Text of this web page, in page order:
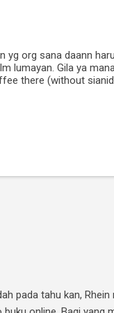
yg org sana daann
lumayan. Gila ya
there (without
pada tahu kan,